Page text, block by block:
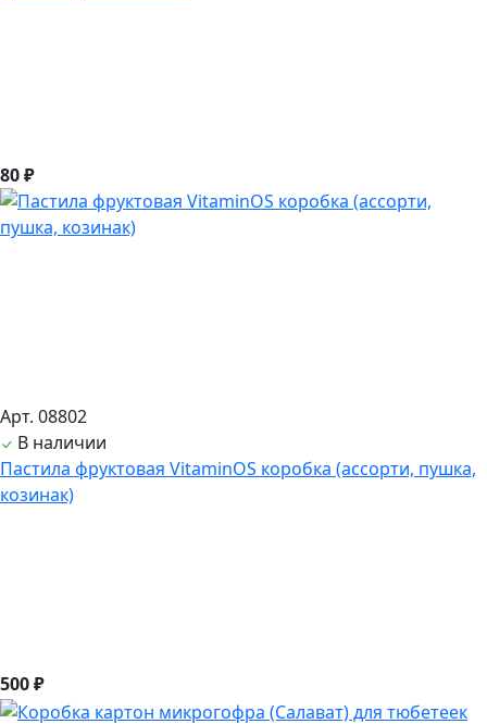
80 ₽
Арт. 08802
В наличии
Пастила фруктовая VitaminOS коробка (ассорти, пушка,
козинак)
500 ₽